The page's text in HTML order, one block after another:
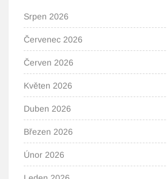
Srpen 2026
Červenec 2026
Červen 2026
Květen 2026
Duben 2026
Březen 2026
Únor 2026